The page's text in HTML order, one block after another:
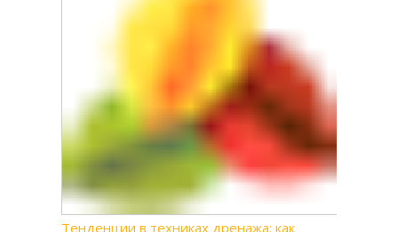
Тенденции в техниках дренажа: как